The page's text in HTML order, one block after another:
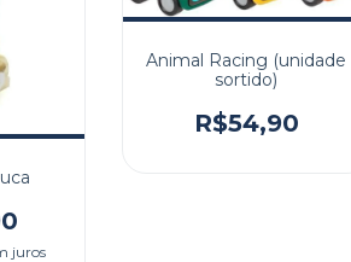
juros
Animal Racing (unidade
sortido)
R$54,90